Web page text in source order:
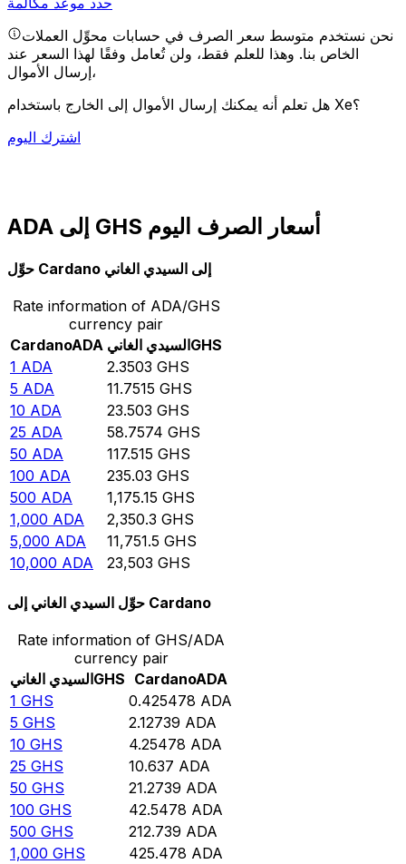
نحن نستخدم متوسط سعر الصرف في حسابات محوِّل العملات
الخاص بنا. وهذا للعلم فقط، ولن تُعامل وفقًا لهذا السعر عند
إرسال الأموال،
هل تعلم أنه يمكنك إرسال الأموال إلى الخارج باستخدام Xe؟
اشترك اليوم
ADA إلى GHS أسعار الصرف اليوم
حوِّل Cardano إلى السيدي الغاني
Rate information of ADA/GHS
currency pair
CardanoADA السيدي الغانيGHS
1 ADA 2.3503 GHS
5 ADA 11.7515 GHS
10 ADA 23.503 GHS
25 ADA 58.7574 GHS
50 ADA 117.515 GHS
100 ADA 235.03 GHS
500 ADA 1,175.15 GHS
1,000 ADA 2,350.3 GHS
5,000 ADA 11,751.5 GHS
10,000 ADA 23,503 GHS
حوِّل السيدي الغاني إلى Cardano
Rate information of GHS/ADA
currency pair
السيدي الغانيGHS CardanoADA
1 GHS 0.425478 ADA
5 GHS 2.12739 ADA
10 GHS 4.25478 ADA
25 GHS 10.637 ADA
50 GHS 21.2739 ADA
100 GHS 42.5478 ADA
500 GHS 212.739 ADA
1,000 GHS 425.478 ADA